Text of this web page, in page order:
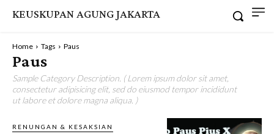
KEUSKUPAN AGUNG JAKARTA
Home Tags Paus
Paus
Sample Category Description. ( Lorem ipsum dolor sit amet,
consectetur adipisicing elit, sed do eiusmod tempor incididunt
ut labore et dolore magna aliqua. )
RENUNGAN & KESAKSIAN